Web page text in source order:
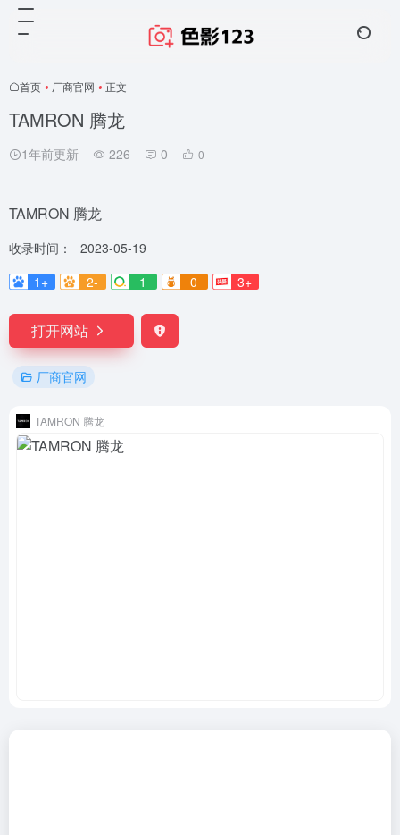
首页 • 厂商官网 • 正文
TAMRON 腾龙
1年前更新 226 0 0
TAMRON 腾龙
收录时间：
2023-05-19
1+
2- 1 0 3+
打开网站
厂商官网
TAMRON 腾龙